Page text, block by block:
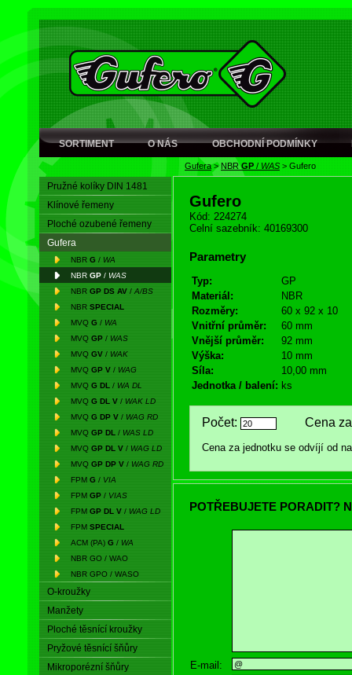
SORTIMENT O NÁS OBCHODNÍ PODMÍNKY
Gufera> NBRGP / WAS > Gufero
Pružné kolíky DIN 1481
Klínové řemeny
Ploché ozubené řemeny
Gufera
NBR G / WA
NBR GP / WAS
NBR GP DS AV / A/BS
NBR SPECIAL
MVQ G / WA
MVQ GP / WAS
MVQ GV / WAK
MVQ GP V / WAG
MVQ G DL / WA DL
MVQ G DL V / WAK LD
MVQ G DP V / WAG RD
MVQ GP DL / WAS LD
MVQ GP DL V / WAG LD
MVQ GP DP V / WAG RD
FPM G / VIA
FPM GP / VIAS
FPM GP DL V / WAG LD
FPM SPECIAL
ACM (PA) G / WA
NBR GO / WAO
NBR GPO / WASO
O-kroužky
Manžety
Ploché těsnící kroužky
Pryžové těsnící šňůry
Mikroporézní šňůry
Gufero
Kód: 224274
Celní sazebník: 40169300
Parametry
Typ:
GP
Materiál:
NBR
Rozměry:
60 x 92 x 10
Vnitřní průměr:
60 mm
Vnější průměr:
92 mm
Výška:
10 mm
Síla:
10,00 mm
Jednotka / balení: ks
Počet: Cena za
Cena za jednotku se odvíjí od
POTŘEBUJETE PORADIT?
E-mail: